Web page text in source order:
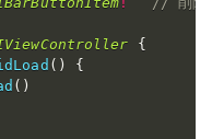
{
( )
{
( )